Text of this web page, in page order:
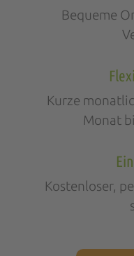
Bequeme
Kurze
Monat
Kostenloser,